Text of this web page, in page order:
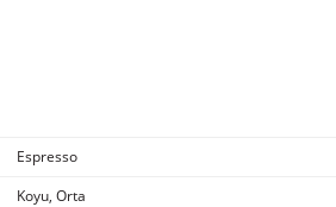
Espresso
Koyu, Orta